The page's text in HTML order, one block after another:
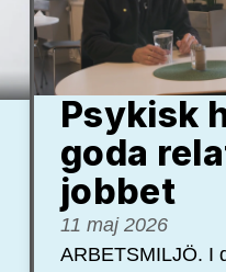
Psykisk
goda
jobbet
11 maj 2026
ARBETSMILJÖ. I